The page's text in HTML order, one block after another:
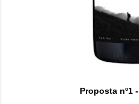
Proposta nº1 -